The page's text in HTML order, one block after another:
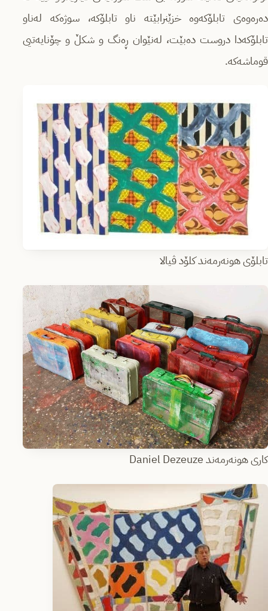
دەرەوەی تابلۆکەوە خزێنرابێتە ناو تابلۆکە، سوژەکە لەناو
تابلۆکەدا دروست دەبێت، لەنێوان ڕەنگ و شکڵ و چۆنایەتیی
قوماشەکە.
تابلۆی هونەرمەند کلۆد ڤیالا
کاری هونەرمەند Daniel Dezeuze